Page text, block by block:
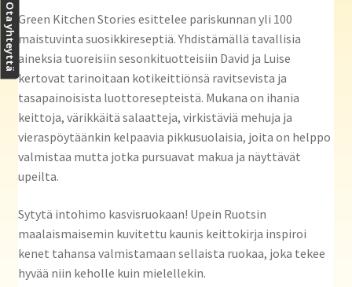
Green Kitchen Stories esittelee pariskunnan yli 100
maistuvinta suosikkireseptiä. Yhdistämällä tavallisia
aineksia tuoreisiin sesonkituotteisiin David ja Luise
kertovat tarinoitaan kotikeittiönsä ravitsevista ja
tasapainoisista luottoresepteistä. Mukana on ihania
keittoja, värikkäitä salaatteja, virkistäviä mehuja ja
vieraspöytäänkin kelpaavia pikkusuolaisia, joita on helppo
valmistaa mutta jotka pursuavat makua ja näyttävät
upeilta.
Sytytä intohimo kasvisruokaan! Upein Ruotsin
maalaismaisemin kuvitettu kaunis keittokirja inspiroi
kenet tahansa valmistamaan sellaista ruokaa, joka tekee
hyvää niin keholle kuin mielellekin.
Ota yhteyttä